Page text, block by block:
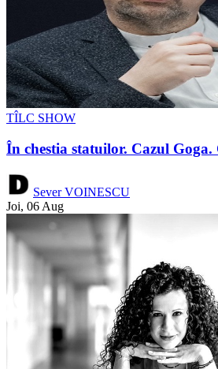
TÎLC SHOW
În chestia statuilor. Cazul Goga.
Sever VOINESCU
Joi, 06 Aug